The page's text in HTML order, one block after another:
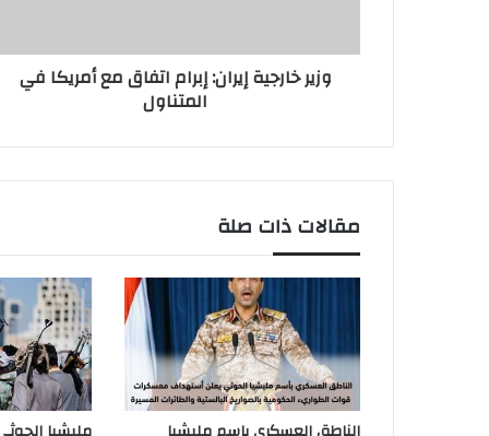
وزير خارجية إيران: إبرام اتفاق مع أمريكا في
المتناول
مقالات ذات صلة